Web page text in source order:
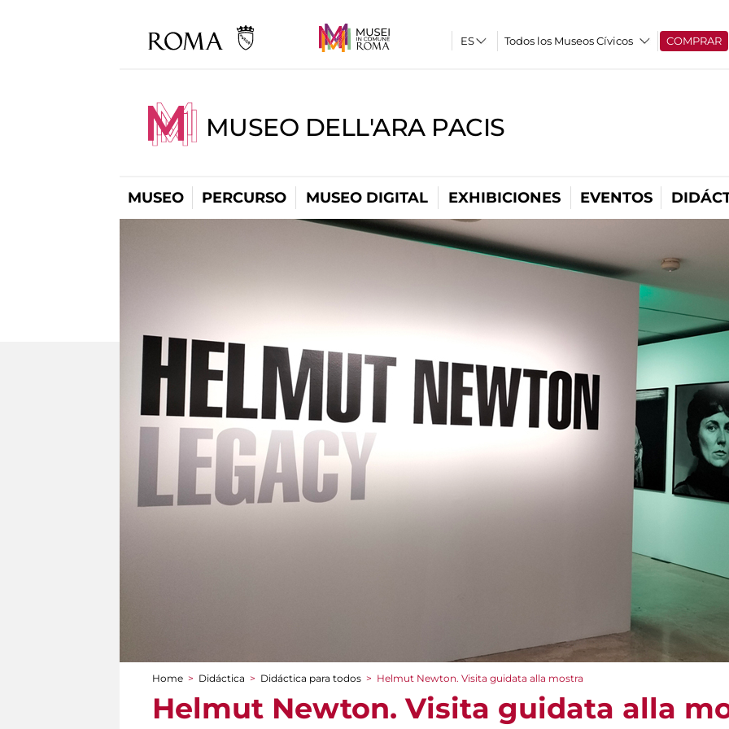
Todos los Museos Cívicos COMPRAR
MUSEO DELL'ARA PACIS
MUSEO PERCURSO MUSEO DIGITAL EXHIBICIONES EVENTOS
You are here
Home > Didáctica > Didáctica para todos > Helmut Newton. Visita guidata alla mostra
Helmut Newton. Visita guidata alla